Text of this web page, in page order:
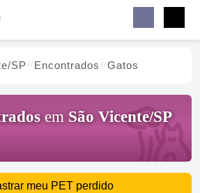
SP Encontrados Gatos
em São Vicente/SP
meu PET perdido